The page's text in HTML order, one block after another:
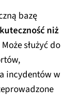
bazę
niż
Może służyć do
incydentów w